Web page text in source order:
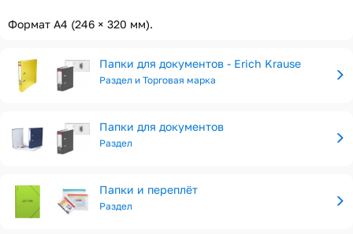
Формат А4 (246 × 320 мм).
Папки для документов - Erich Krause
Раздел и Торговая марка
Папки для документов
Раздел
Папки и переплёт
Раздел